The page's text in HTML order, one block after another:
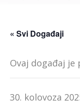
« Svi Događaji
Ovaj događaj je
30. kolovoza